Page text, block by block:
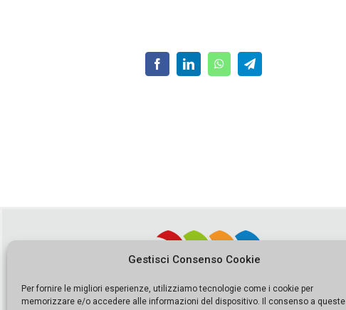
Gestisci Consenso Cookie
Per fornire le migliori esperienze, utilizziamo tecnologie come i cookie per
memorizzare e/o accedere alle informazioni del dispositivo. Il consenso a queste